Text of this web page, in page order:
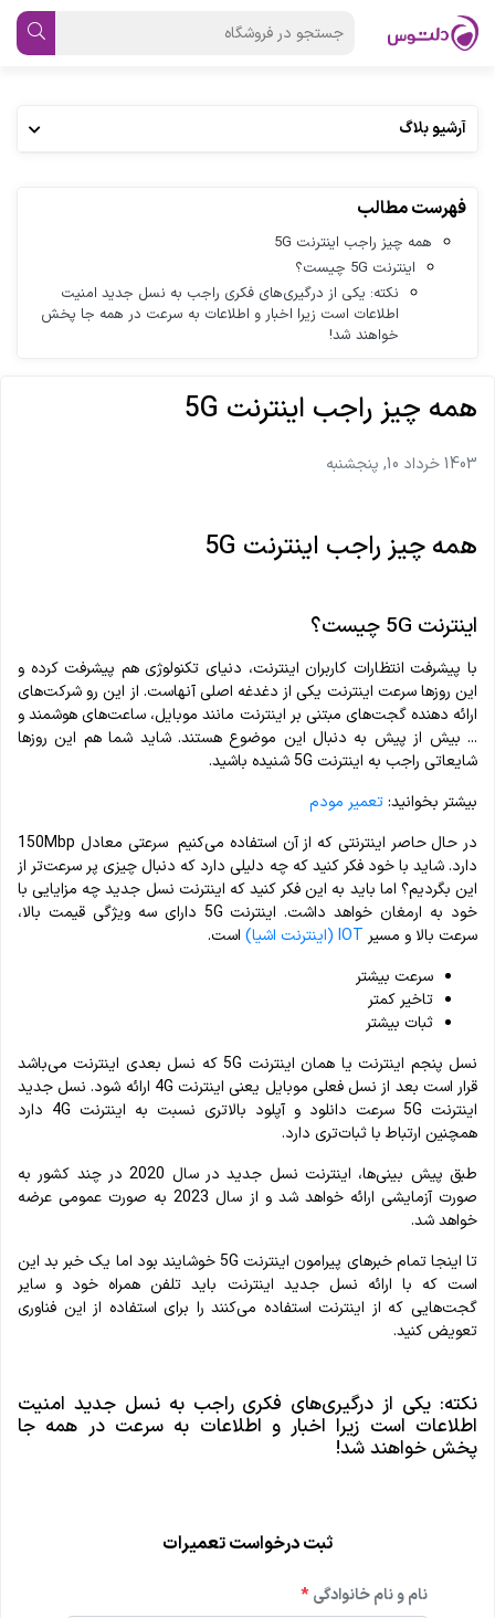
آرشیو بلاگ
فهرست مطالب
همه چیز راجب اینترنت 5G
اینترنت 5G چیست؟
نکته: یکی از درگیری‌های فکری راجب به نسل جدید امنیت
اطلاعات است زیرا اخبار و اطلاعات به سرعت در همه جا پخش
خواهند شد!
همه چیز راجب اینترنت 5G
1403 خرداد 10, پنجشنبه
همه چیز راجب اینترنت 5G
اینترنت 5G چیست؟
با پیشرفت انتظارات کاربران اینترنت، دنیای تکنولوژی هم پیشرفت کرده و
این روزها سرعت اینترنت یکی از دغدغه اصلی آن‎هاست. از این رو شرکت‌های
ارائه دهنده گجت‌های مبتنی بر اینترنت مانند موبایل، ساعت‌های هوشمند و
... بیش از پیش به دنبال این موضوع هستند. شاید شما هم این روزها
شایعاتی راجب به اینترنت 5G شنیده باشید.
بیشتر بخوانید:تعمیر مودم
در حال حاصر اینترنتی که از آن استفاده می‌کنیم سرعتی معادل 150Mbp
دارد. شاید با خود فکر کنید که چه دلیلی دارد که دنبال چیزی پر سرعت‌تر از
این بگردیم؟ اما باید به این فکر کنید که اینترنت نسل جدید چه مزایایی با
خود به ارمغان خواهد داشت. اینترنت 5G دارای سه ویژگی قیمت‌ بالا،
سرعت بالا و مسیر IOT (اینترنت اشیا) است.
سرعت بیشتر
تاخیر کمتر
ثبات بیشتر
نسل پنجم اینترنت یا همان اینترنت 5G که نسل بعدی اینترنت می‌باشد
قرار است بعد از نسل فعلی موبایل یعنی اینترنت 4G ارائه شود. نسل جدید
اینترنت 5G سرعت دانلود و آپلود بالاتری نسبت به اینترنت 4G دارد
همچنین ارتباط با ثبات‌تری دارد.
طبق پیش بینی‌ها، اینترنت نسل جدید در سال 2020 در چند کشور به
صورت آزمایشی ارائه خواهد شد و از سال 2023 به صورت عمومی عرضه
خواهد شد.
تا اینجا تمام خبرهای پیرامون اینترنت 5G خوشایند بود اما یک خبر بد این
است که با ارائه نسل جدید اینترنت باید تلفن همراه خود و سایر
گجت‌هایی که از اینترنت استفاده می‌کنند را برای استفاده از این فناوری
تعویض کنید.
نکته: یکی از درگیری‌های فکری راجب به نسل جدید امنیت
اطلاعات است زیرا اخبار و اطلاعات به سرعت در همه جا
پخش خواهند شد!
ثبت درخواست تعمیرات
نام و نام خانوادگی *